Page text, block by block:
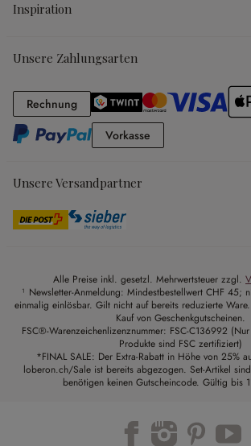
Inspiration
Unsere Zahlungsarten
RechnungRechnung
Vorkasse
Unsere Versandpartner
Alle Preise inkl. gesetzl. Mehrwertsteuer zzgl.
¹ Newsletter-Anmeldung: Mindestbestellwert CHF 45;
einmalig einlösbar. Gilt nicht auf bereits reduzierte
Kauf von Geschenkgutscheinen.
FSC®-Warenzeichenlizenznummer: FSC-C136992
Produkte sind FSC zertifiziert)
*FINAL SALE: Der Extra-Rabatt in Höhe von 25%
loberon.ch/Sale ist bereits abgezogen. Set-Artikel
benötigen keinen Gutscheincode. Gültig bis